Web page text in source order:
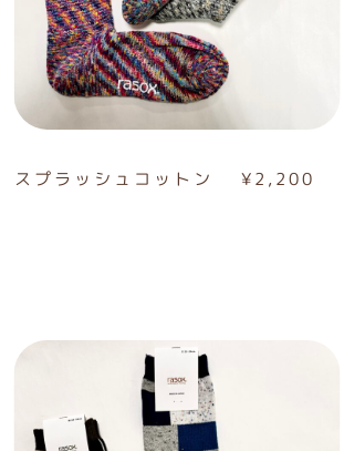
スプラッシュコットン ¥2,200